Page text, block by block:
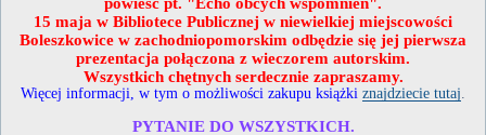
15 maja w Bibliotece Publicznej w niewielkiej miejscowości
Boleszkowice w zachodniopomorskim odbędzie się jej pierwsza
prezentacja połączona z wieczorem autorskim.
Wszystkich chętnych serdecznie zapraszamy.
Więcej informacji, w tym o możliwości zakupu książki znajdziecie tutaj
PYTANIE DO WSZYSTKICH.